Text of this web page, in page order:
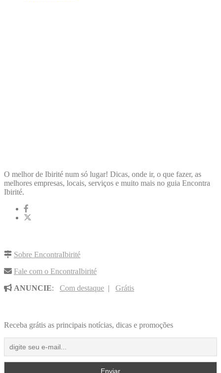
O melhor de Ibirité num só lugar! Dicas, onde ir, o que fazer, as
melhores empresas, locais, serviços e muito mais no guia Encontra
Ibirité.
Sobre EncontraIbirité
Fale com o EncontraIbirité
ANUNCIE: Com destaque | Grátis
Receba grátis as principais notícias, dicas e promoções